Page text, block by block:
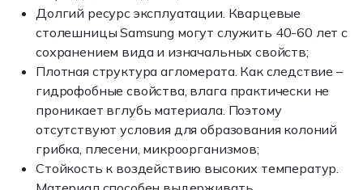
Долгий ресурс эксплуатации. Кварцевые
столешницы Samsung могут служить 40-60 лет с
сохранением вида и изначальных свойств;
Плотная структура агломерата. Как следствие –
гидрофобные свойства, влага практически не
проникает вглубь материала. Поэтому
отсутствуют условия для образования колоний
грибка, плесени, микроорганизмов;
Стойкость к воздействию высоких температур.